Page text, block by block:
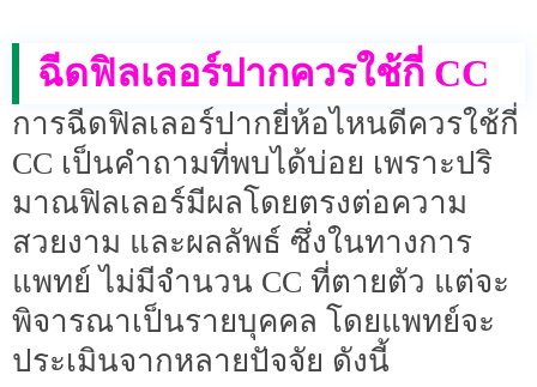
ฉีดฟิลเลอร์ปากควรใช้กี่ CC
การฉีดฟิลเลอร์ปากยี่ห้อไหนดีควรใช้กี่
CC เป็นคำถามที่พบได้บ่อย เพราะปริ
มาณฟิลเลอร์มีผลโดยตรงต่อความ
สวยงาม และผลลัพธ์ ซึ่งในทางการ
แพทย์ ไม่มีจำนวน CC ที่ตายตัว แต่จะ
พิจารณาเป็นรายบุคคล โดยแพทย์จะ
ประเมินจากหลายปัจจัย ดังนี้